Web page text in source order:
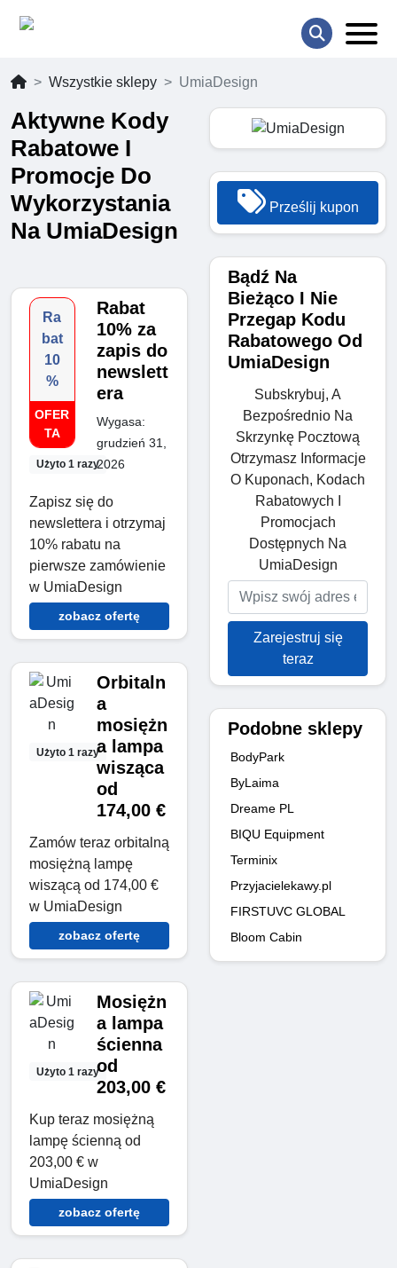
Wszystkie sklepy UmiaDesign
Aktywne Kody
Rabatowe I
Promocje Do
Wykorzystania
Na UmiaDesign
Ra
bat
10
%
OFER
TA
Użyto 1 razy
Rabat
10% za
zapis do
newslett
era
Wygasa:
grudzień 31,
2026
Zapisz się do
newslettera i otrzymaj
10% rabatu na
pierwsze zamówienie
w UmiaDesign
zobacz ofertę
Użyto 1 razy
Orbitaln
a
mosiężn
a lampa
wisząca
od
174,00 €
Zamów teraz orbitalną
mosiężną lampę
wiszącą od 174,00 €
w UmiaDesign
zobacz ofertę
Użyto 1 razy
Mosiężn
a lampa
ścienna
od
203,00 €
Kup teraz mosiężną
lampę ścienną od
203,00 € w
UmiaDesign
zobacz ofertę
Prześlij kupon
Bądź Na
Bieżąco I Nie
Przegap Kodu
Rabatowego Od
UmiaDesign
Subskrybuj, A
Bezpośrednio Na
Skrzynkę Pocztową
Otrzymasz Informacje
O Kuponach, Kodach
Rabatowych I
Promocjach
Dostępnych Na
UmiaDesign
Zarejestruj się
teraz
Podobne sklepy
BodyPark
ByLaima
Dreame PL
BIQU Equipment
Terminix
Przyjacielekawy.pl
FIRSTUVC GLOBAL
Bloom Cabin